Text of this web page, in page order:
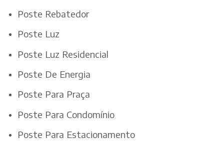
Poste Rebatedor
Poste Luz
Poste Luz Residencial
Poste De Energia
Poste Para Praça
Poste Para Condomínio
Poste Para Estacionamento